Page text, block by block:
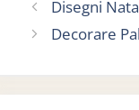
Disegni
Decorare